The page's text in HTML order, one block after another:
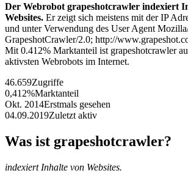
Der Webrobot grapeshotcrawler indexiert
Websites. Er zeigt sich meistens mit der IP
und unter Verwendung des User Agent
GrapeshotCrawler/2.0; http://
Mit 0.412% Marktanteil ist grapeshotcrawler
aktivsten Webrobots im Internet.
46.659Zugriffe
0,412%Marktanteil
Okt. 2014Erstmals gesehen
04.09.2019Zuletzt aktiv
Was ist grapeshotcrawler?
indexiert Inhalte von Websites.